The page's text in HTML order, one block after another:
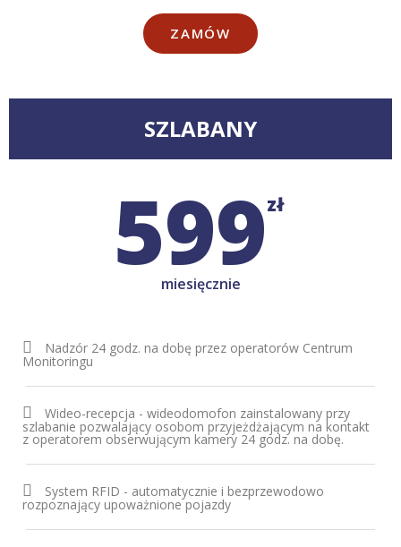
ZAMÓW
SZLABANY
599zł
miesięcznie
Nadzór 24 godz. na dobę przez operatorów Centrum
Monitoringu
Wideo-recepcja - wideodomofon zainstalowany przy
szlabanie pozwalający osobom przyjeżdżającym na kontakt
z operatorem obserwującym kamery 24 godz. na dobę.
System RFID - automatycznie i bezprzewodowo
rozpoznający upoważnione pojazdy